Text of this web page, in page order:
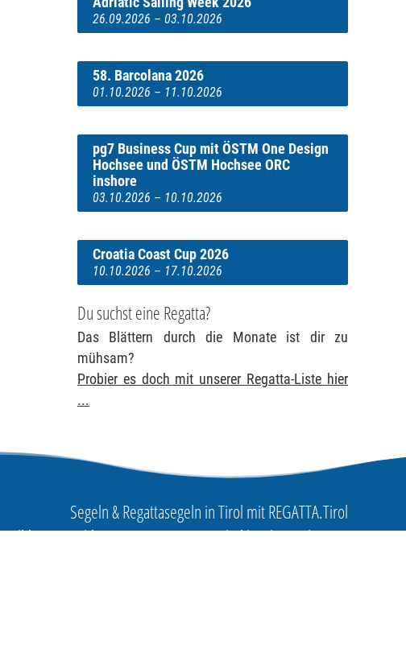
26.09.2026 – 03.10.2026
58. Barcolana 2026
01.10.2026 – 11.10.2026
pg7 Business Cup mit ÖSTM One Design
Hochsee und ÖSTM Hochsee ORC
inshore
03.10.2026 – 10.10.2026
Croatia Coast Cup 2026
10.10.2026 – 17.10.2026
Du suchst eine Regatta?
Das Blättern durch die Monate ist dir zu
mühsam?
Probier es doch mit unserer Regatta-Liste hier
...
Segeln & Regattasegeln in Tirol mit REGATTA.Tirol